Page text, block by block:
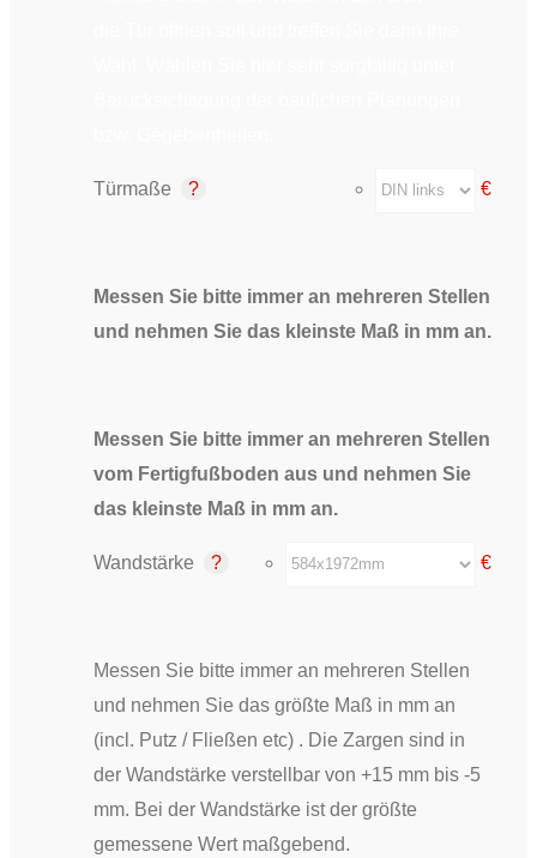
€
Türmaße
Messen Sie bitte immer an mehreren Stellen
und nehmen Sie das kleinste Maß in mm an.
Messen Sie bitte immer an mehreren Stellen
vom Fertigfußboden aus und nehmen Sie
das kleinste Maß in mm an.
€
Wandstärke
Messen Sie bitte immer an mehreren Stellen
und nehmen Sie das größte Maß in mm an
(incl. Putz / Fließen etc) . Die Zargen sind in
der Wandstärke verstellbar von +15 mm bis -5
mm. Bei der Wandstärke ist der größte
gemessene Wert maßgebend.